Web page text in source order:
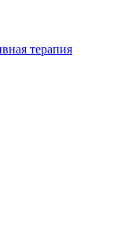
терапия